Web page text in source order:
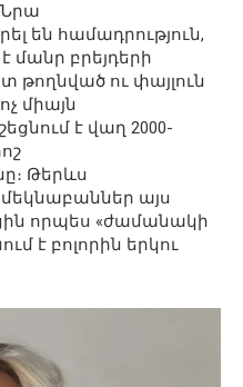
Նրա
են համադրություն,
մանր բրեյդերի
թողնված ու փայլուն
միայն
է վաղ 2000-
Թերևս
այս
որպես «ժամանակի
է բոլորին երկու